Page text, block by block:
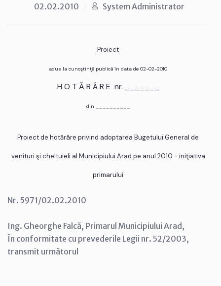
02.02.2010 System Administrator
Proiect
adus la cunoştinţă publică în data de 02-02-2010
H O T Ă R Â R E nr. _______
din __________
Proiect de hotărâre privind adoptarea Bugetului General de
venituri şi cheltuieli al Municipiului Arad pe anul 2010 - iniţiativa
primarului
Nr. 5971/02.02.2010
Ing. Gheorghe Falcă, Primarul Municipiului Arad,
În conformitate cu prevederile Legii nr. 52/2003,
transmit următorul